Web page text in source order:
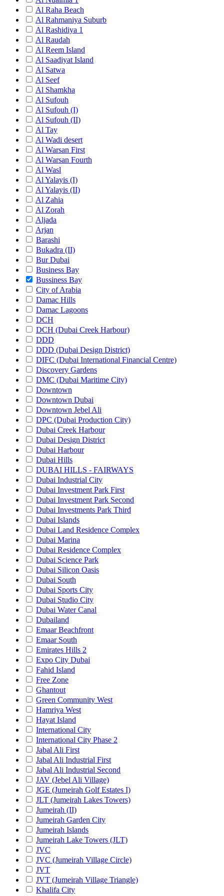
Al Raha Beach
Al Rahmaniya Suburb
Al Rashidiya 1
Al Raudah
Al Reem Island
Al Saadiyat Island
Al Satwa
Al Seef
Al Shamkha
Al Sufouh
Al Sufouh (I)
Al Sufouh (II)
Al Tay
Al Wadi desert
Al Warsan First
Al Warsan Fourth
Al Wasl
Al Yalayis (I)
Al Yalayis (II)
Al Zahia
Al Zorah
Aljada
Arjan
Barashi
Bukadra (II)
Bur Dubai
Business Bay
Bussiness Bay
City of Arabia
Damac Hills
Damac Lagoons
DCH
DCH (Dubai Creek Harbour)
DDD
DDD (Dubai Design District)
DIFC (Dubai International Financial Centre)
Discovery Gardens
DMC (Dubai Maritime City)
Downtown
Downtown Dubai
Downtown Jebel Ali
DPC (Dubai Production City)
Dubai Creek Harbour
Dubai Design District
Dubai Harbour
Dubai Hills
DUBAI HILLS - FAIRWAYS
Dubai Industrial City
Dubai Investment Park First
Dubai Investment Park Second
Dubai Investments Park Third
Dubai Islands
Dubai Land Residence Complex
Dubai Marina
Dubai Residence Complex
Dubai Science Park
Dubai Silicon Oasis
Dubai South
Dubai Sports City
Dubai Studio City
Dubai Water Canal
Dubailand
Emaar Beachfront
Emaar South
Emirates Hills 2
Expo City Dubai
Fahid Island
Free Zone
Ghantout
Green Community West
Hamriya West
Hayat Island
International City
International City Phase 2
Jabal Ali First
Jabal Ali Industrial First
Jabal Ali Industrial Second
JAV (Jebel Ali Village)
JGE (Jumeirah Golf Estates I)
JLT (Jumeirah Lakes Towers)
Jumeirah (II)
Jumeirah Garden City
Jumeirah Islands
Jumeirah Lake Towers (JLT)
JVC
JVC (Jumeirah Village Circle)
JVT
JVT (Jumeirah Village Triangle)
Khalifa City